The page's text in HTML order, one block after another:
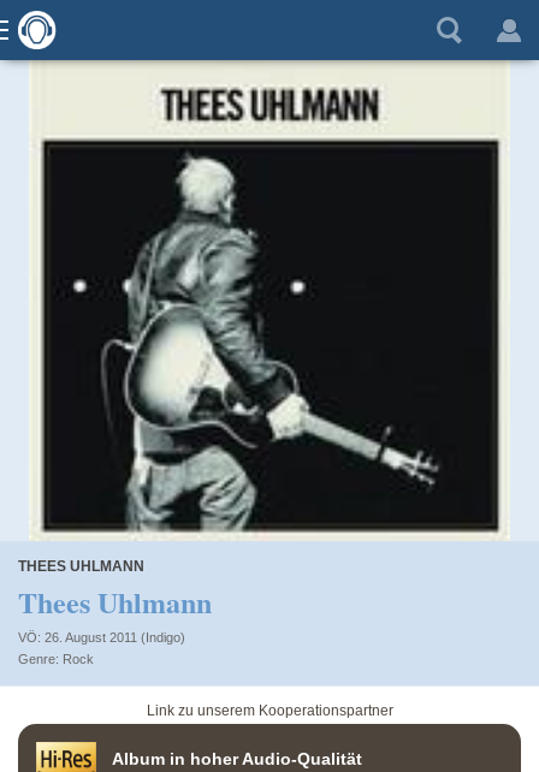
THEES UHLMANN
Thees Uhlmann
VÖ: 26. August 2011 (Indigo)
Rock
Link zu unserem Kooperationspartner
Album in hoher Audio-Qualität